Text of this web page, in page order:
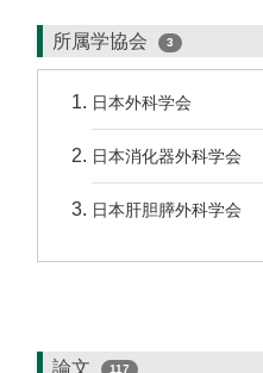
所属学協会 3
日本外科学会
日本消化器外科学会
日本肝胆膵外科学会
論文 117